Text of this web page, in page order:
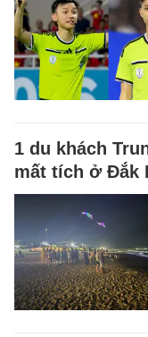
1 du khách
mất tích ở Đắk